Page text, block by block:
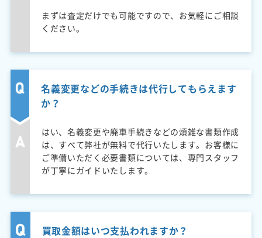
まずは査定だけでも可能ですので、お気軽にご相談
ください。
名義変更などの手続きは代行してもらえます
か？
はい、名義変更や廃車手続きなどの煩雑な書類作成
は、すべて弊社が無料で代行いたします。お客様に
ご準備いただく必要書類については、専門スタッフ
が丁寧にガイドいたします。
買取金額はいつ支払われますか？